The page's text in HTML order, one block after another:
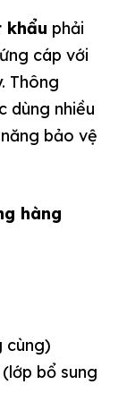
khẩu phải
cáp với
Thông
dùng nhiều
bảo vệ
hàng
cùng)
bổ sung